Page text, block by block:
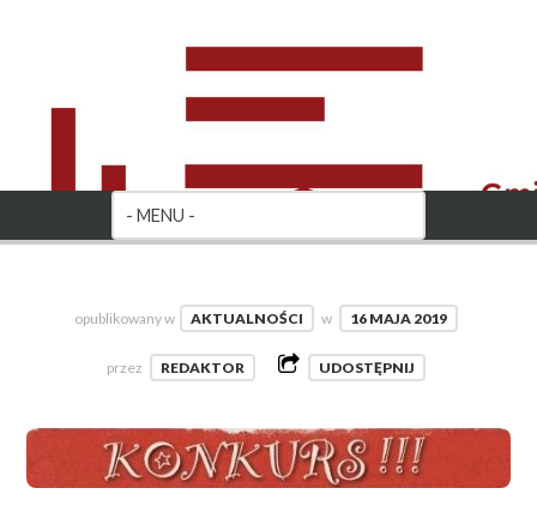
opublikowany w AKTUALNOŚCI w 16 MAJA 2019
przez REDAKTOR UDOSTĘPNIJ